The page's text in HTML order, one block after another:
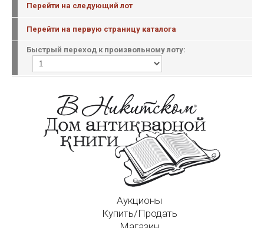
Перейти на следующий лот
Перейти на первую страницу каталога
Быстрый переход к произвольному лоту:
Аукционы
Купить/Продать